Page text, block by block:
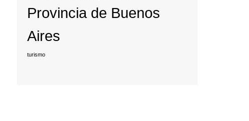
Provincia de Buenos
Aires
turismo